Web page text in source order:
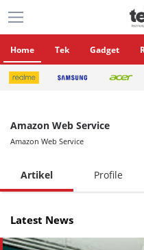
Home Tek Gadget
Amazon Web Service
Amazon Web Service
Artikel Profile
Latest News